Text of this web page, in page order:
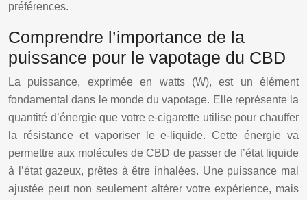
préférences.
Comprendre l’importance de la
puissance pour le vapotage du CBD
La puissance, exprimée en watts (W), est un élément
fondamental dans le monde du vapotage. Elle représente la
quantité d’énergie que votre e-cigarette utilise pour chauffer
la résistance et vaporiser le e-liquide. Cette énergie va
permettre aux molécules de CBD de passer de l’état liquide
à l’état gazeux, prêtes à être inhalées. Une puissance mal
ajustée peut non seulement altérer votre expérience, mais